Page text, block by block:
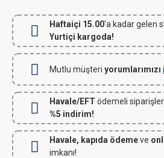
Haftaiçi 15.00'a kadar gelen
Yurtiçi kargoda!
Mutlu müşteri yorumlarımızı
Havale/EFT ödemeli
%5 indirim!
Havale, kapıda ödemeve
imkanı!